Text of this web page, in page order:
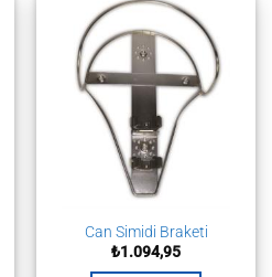
Can Simidi Braketi
₺1.094,95